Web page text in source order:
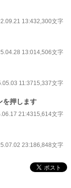
13:432,300文字
13:014,506文字
11:3715,337文字
を押します
21:4315,614文字
23:186,848文字